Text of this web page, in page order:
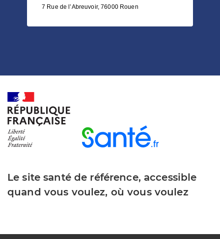
7 Rue de l’Abreuvoir, 76000 Rouen
Le site santé de référence, accessible
quand vous voulez, où vous voulez